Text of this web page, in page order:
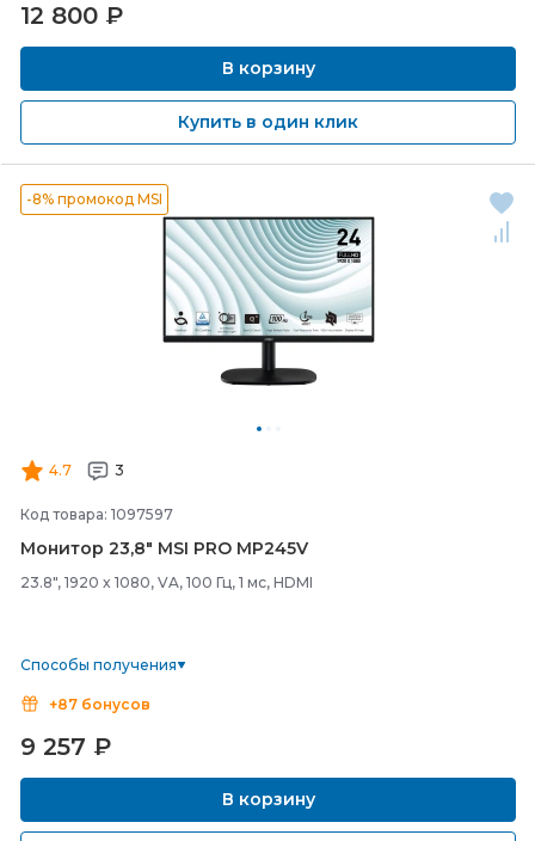
12 800 ₽
В корзину
Купить в один клик
-8% промокод MSI
4.7 3
Код товара: 1097597
Монитор 23,8" MSI PRO MP245V
23.8", 1920 x 1080, VA, 100 Гц, 1 мс, HDMI
Способы получения
+87 бонусов
9 257 ₽
В корзину